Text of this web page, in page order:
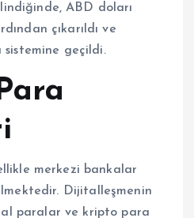
ABD doları
çıkarıldı ve
geçildi.
merkezi bankalar
Dijitalleşmenin
paralar ve kripto para